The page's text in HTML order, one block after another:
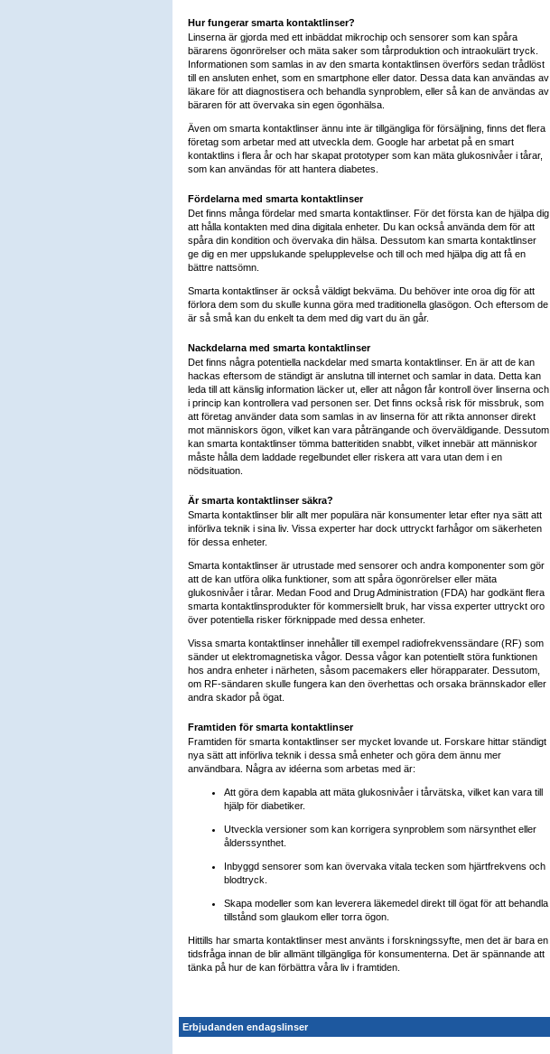
Hur fungerar smarta kontaktlinser?
Linserna är gjorda med ett inbäddat mikrochip och sensorer som kan spåra
bärarens ögonrörelser och mäta saker som tårproduktion och intraokulärt tryck.
Informationen som samlas in av den smarta kontaktlinsen överförs sedan trådlöst
till en ansluten enhet, som en smartphone eller dator. Dessa data kan användas av
läkare för att diagnostisera och behandla synproblem, eller så kan de användas av
bäraren för att övervaka sin egen ögonhälsa.
Även om smarta kontaktlinser ännu inte är tillgängliga för försäljning, finns det flera
företag som arbetar med att utveckla dem. Google har arbetat på en smart
kontaktlins i flera år och har skapat prototyper som kan mäta glukosnivåer i tårar,
som kan användas för att hantera diabetes.
Fördelarna med smarta kontaktlinser
Det finns många fördelar med smarta kontaktlinser. För det första kan de hjälpa dig
att hålla kontakten med dina digitala enheter. Du kan också använda dem för att
spåra din kondition och övervaka din hälsa. Dessutom kan smarta kontaktlinser
ge dig en mer uppslukande spelupplevelse och till och med hjälpa dig att få en
bättre nattsömn.
Smarta kontaktlinser är också väldigt bekväma. Du behöver inte oroa dig för att
förlora dem som du skulle kunna göra med traditionella glasögon. Och eftersom de
är så små kan du enkelt ta dem med dig vart du än går.
Nackdelarna med smarta kontaktlinser
Det finns några potentiella nackdelar med smarta kontaktlinser. En är att de kan
hackas eftersom de ständigt är anslutna till internet och samlar in data. Detta kan
leda till att känslig information läcker ut, eller att någon får kontroll över linserna och
i princip kan kontrollera vad personen ser. Det finns också risk för missbruk, som
att företag använder data som samlas in av linserna för att rikta annonser direkt
mot människors ögon, vilket kan vara påträngande och överväldigande. Dessutom
kan smarta kontaktlinser tömma batteritiden snabbt, vilket innebär att människor
måste hålla dem laddade regelbundet eller riskera att vara utan dem i en
nödsituation.
Är smarta kontaktlinser säkra?
Smarta kontaktlinser blir allt mer populära när konsumenter letar efter nya sätt att
införliva teknik i sina liv. Vissa experter har dock uttryckt farhågor om säkerheten
för dessa enheter.
Smarta kontaktlinser är utrustade med sensorer och andra komponenter som gör
att de kan utföra olika funktioner, som att spåra ögonrörelser eller mäta
glukosnivåer i tårar. Medan Food and Drug Administration (FDA) har godkänt flera
smarta kontaktlinsprodukter för kommersiellt bruk, har vissa experter uttryckt oro
över potentiella risker förknippade med dessa enheter.
Vissa smarta kontaktlinser innehåller till exempel radiofrekvenssändare (RF) som
sänder ut elektromagnetiska vågor. Dessa vågor kan potentiellt störa funktionen
hos andra enheter i närheten, såsom pacemakers eller hörapparater. Dessutom,
om RF-sändaren skulle fungera kan den överhettas och orsaka brännskador eller
andra skador på ögat.
Framtiden för smarta kontaktlinser
Framtiden för smarta kontaktlinser ser mycket lovande ut. Forskare hittar ständigt
nya sätt att införliva teknik i dessa små enheter och göra dem ännu mer
användbara. Några av idéerna som arbetas med är:
Att göra dem kapabla att mäta glukosnivåer i tårvätska, vilket kan vara till
hjälp för diabetiker.
Utveckla versioner som kan korrigera synproblem som närsynthet eller
ålderssynthet.
Inbyggd sensorer som kan övervaka vitala tecken som hjärtfrekvens och
blodtryck.
Skapa modeller som kan leverera läkemedel direkt till ögat för att behandla
tillstånd som glaukom eller torra ögon.
Hittills har smarta kontaktlinser mest använts i forskningssyfte, men det är bara en
tidsfråga innan de blir allmänt tillgängliga för konsumenterna. Det är spännande att
tänka på hur de kan förbättra våra liv i framtiden.
Erbjudanden endagslinser